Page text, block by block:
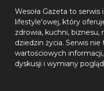
Wesoła Gazeta to
lifestyle'owej, który
zdrowia, kuchni, biznesu,
dziedzin życia. Serwis
wartościowych
dyskusji i wymiany